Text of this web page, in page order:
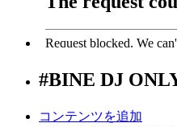
#BINE DJ
コンテンツを追加